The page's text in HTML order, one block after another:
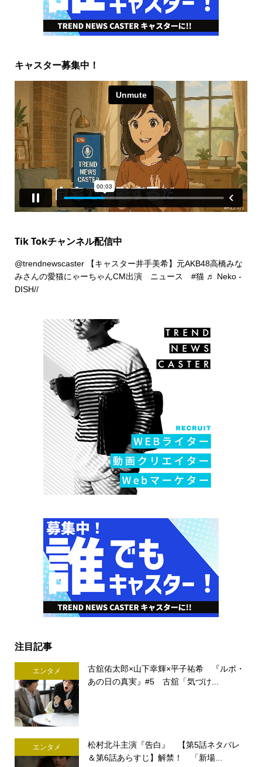
キャスター募集中！
Tik Tokチャンネル配信中
@trendnewscaster【キャスター井手美希】元AKB48高橋みな
みさんの愛猫にゃーちゃんCM出演 ニュース #猫 ♬ Neko -
DISH//
注目記事
エンタメ
古舘佑太郎×山下幸輝×平子祐希 『ルポ・
あの日の真実』#5 古舘「気づけ...
エンタメ
松村北斗主演『告白』 【第5話ネタバレ
＆第6話あらすじ】解禁！ 「新場...